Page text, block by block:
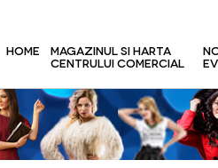
HOME
MAGAZINUL SI HARTA
CENTRULUI COMERCIAL